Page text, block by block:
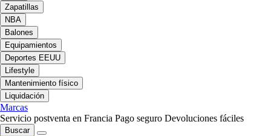
Zapatillas
NBA
Balones
Equipamientos
Deportes EEUU
Lifestyle
Mantenimiento físico
Liquidación
Marcas
Servicio postventa en Francia Pago seguro Devoluciones fáciles
Buscar